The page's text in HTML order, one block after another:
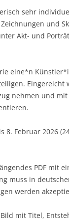
sehr
und
Akt- und
eine*n
Eingereicht
nehmen und
8. Februar 2026
PDF mit
muss in
werden
mit Titel,